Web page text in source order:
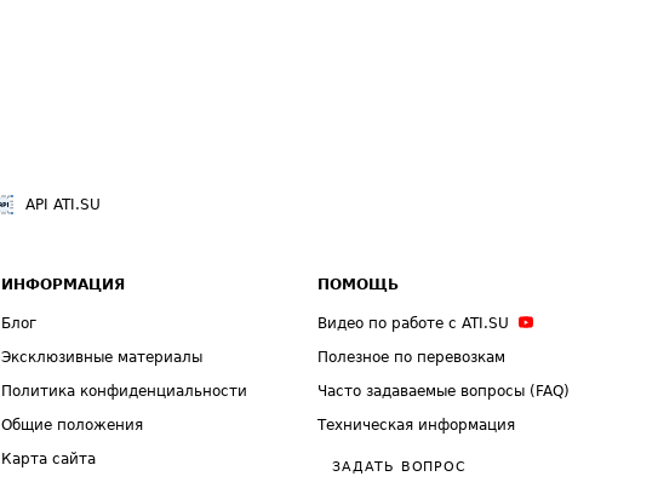
API ATI.SU
ИНФОРМАЦИЯ
Блог
Эксклюзивные материалы
Политика конфиденциальности
Общие положения
Карта сайта
ПОМОЩЬ
Видео по работе с ATI.SU
Полезное по перевозкам
Часто задаваемые вопросы (FAQ)
Техническая информация
ЗАДАТЬ ВОПРОС